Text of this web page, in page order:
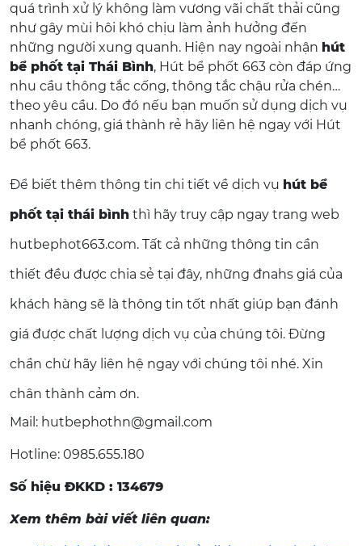
quá trình xử lý không làm vương vãi chất thải cũng
như gây mùi hôi khó chịu làm ảnh hưởng đến
những người xung quanh. Hiện nay ngoài nhận hút
bể phốt tại Thái Bình, Hút bể phốt 663 còn đáp ứng
nhu cầu thông tắc cống, thông tắc chậu rửa chén…
theo yêu cầu. Do đó nếu bạn muốn sử dụng dịch vụ
nhanh chóng, giá thành rẻ hãy liên hệ ngay với Hút
bể phốt 663.
Để biết thêm thông tin chi tiết về dịch vụ hút bể
phốt tại thái bình thì hãy truy cập ngay trang web
hutbephot663.com. Tất cả những thông tin cần
thiết đều được chia sẻ tại đây, những đnahs giá của
khách hàng sẽ là thông tin tốt nhất giúp bạn đánh
giá được chất lượng dịch vụ của chúng tôi. Đừng
chần chừ hãy liên hệ ngay với chúng tôi nhé. Xin
chân thành cảm ơn.
Mail: hutbephothn@gmail.com
Hotline: 0985.655.180
Số hiệu ĐKKD : 134679
Xem thêm bài viết liên quan: